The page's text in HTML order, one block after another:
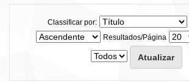
Classificar por:
Resultados/Página